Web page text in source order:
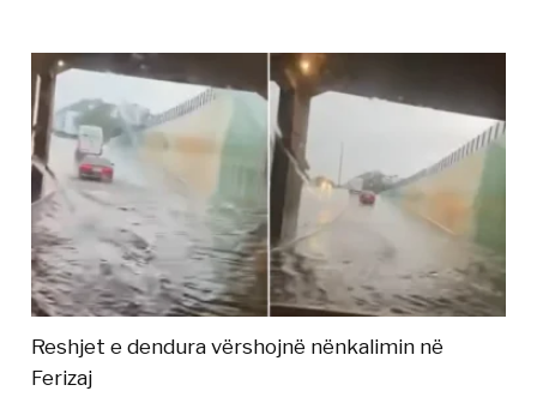
Reshjet e dendura vërshojnë nënkalimin në
Ferizaj